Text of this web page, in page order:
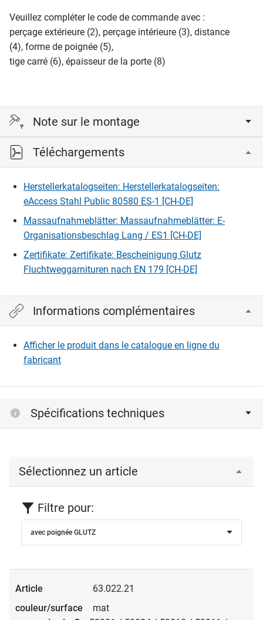
Veuillez compléter le code de commande avec :
perçage extérieure (2), perçage intérieure (3), distance
(4), forme de poignée (5),
tige carré (6), épaisseur de la porte (8)
Note sur le montage
Les issues de secours sont également des accès pour les
secours. On choisira donc pour les portes de secours le
modèle RZ/PZ pour montage avec cylindre d'intervention.
Téléchargements
Herstellerkatalogseiten: Herstellerkatalogseiten:
eAccess Stahl Public 80580 ES-1 [CH-DE]
Massaufnahmeblätter: Massaufnahmeblätter: E-
Organisationsbeschlag Lang / ES1 [CH-DE]
Zertifikate: Zertifikate: Bescheinigung Glutz
Fluchtweggarnituren nach EN 179 [CH-DE]
Informations complémentaires
Afficher le produit dans le catalogue en ligne du
fabricant
Spécifications techniques
Sélectionnez un article
Filtre pour:
avec poignée GLUTZ
63.022.21
mat